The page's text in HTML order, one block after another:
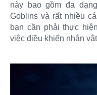
này bao gồm đa
Goblins và rất nhiều
bạn cần phải thực
việc điều khiển nhân